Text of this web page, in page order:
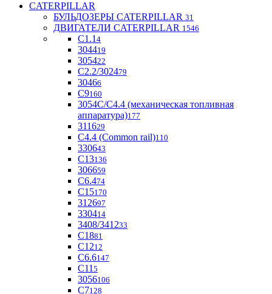
CATERPILLAR
БУЛЬДОЗЕРЫ CATERPILLAR 31
ДВИГАТЕЛИ CATERPILLAR 1546
C1.1 4
304419
305422
С2.2/302479
30466
С9160
3054С/С4.4 (механическая топливная
аппаратура)177
311629
С4.4 (Common rail)110
330643
С13136
306659
С6.474
С15170
312697
330414
3408/341233
С1881
C1212
С6.6147
C11 5
3056106
С7128